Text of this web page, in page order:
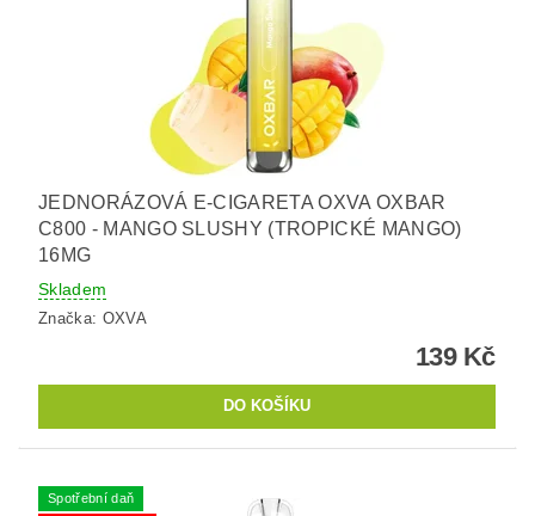
JEDNORÁZOVÁ E-CIGARETA OXVA OXBAR
C800 - MANGO SLUSHY (TROPICKÉ MANGO)
16MG
Skladem
Značka: OXVA
139 Kč
Spotřební daň